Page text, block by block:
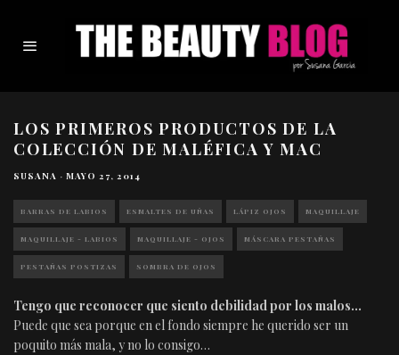
LOS PRIMEROS PRODUCTOS DE LA
COLECCIÓN DE MALÉFICA Y MAC
SUSANA · MAYO 27, 2014
BARRAS DE LABIOS ESMALTES DE UÑAS LÁPIZ OJOS MAQUILLAJE
MAQUILLAJE - LABIOS MAQUILLAJE - OJOS MÁSCARA PESTAÑAS
PESTAÑAS POSTIZAS SOMBRA DE OJOS
Tengo que reconocer que siento debilidad por los malos…
Puede que sea porque en el fondo siempre he querido ser un
poquito más mala, y no lo consigo…